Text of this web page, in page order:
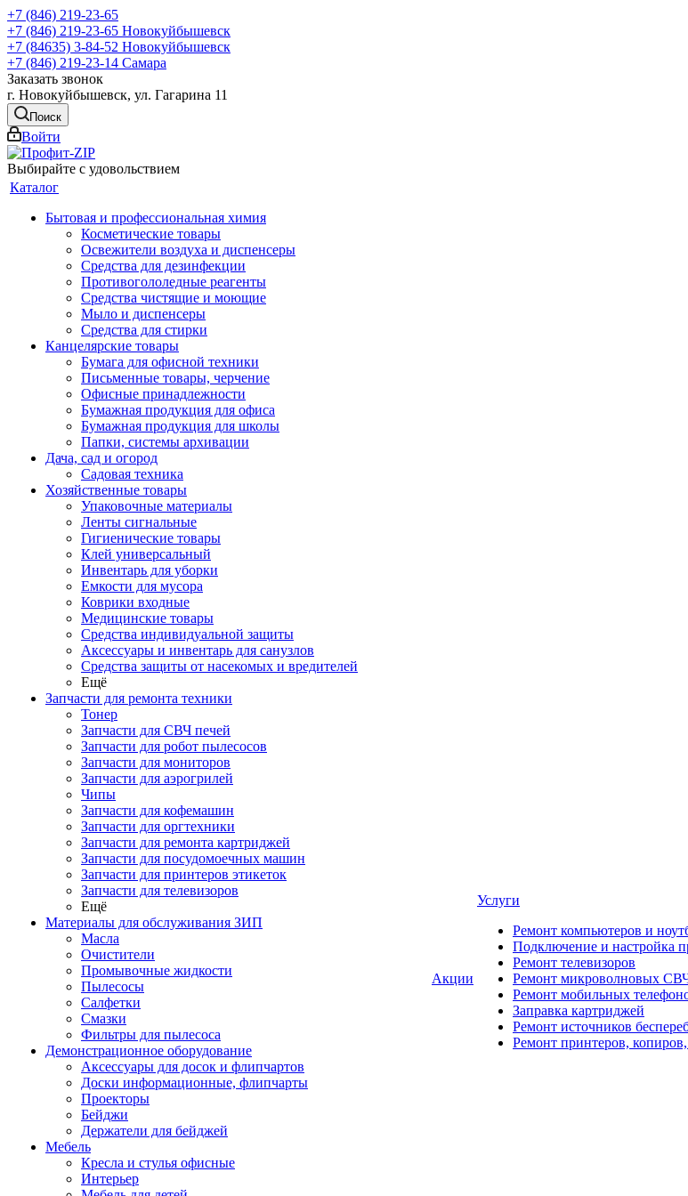
+7 (846) 219-23-65
+7 (846) 219-23-65 Новокуйбышевск
+7 (84635) 3-84-52 Новокуйбышевск
+7 (846) 219-23-14 Самара
Заказать звонок
г. Новокуйбышевск, ул. Гагарина 11
Поиск
Войти
Выбирайте с удовольствием
Каталог
Бытовая и профессиональная химия
Косметические товары
Освежители воздуха и диспенсеры
Средства для дезинфекции
Противогололедные реагенты
Средства чистящие и моющие
Мыло и диспенсеры
Средства для стирки
Канцелярские товары
Бумага для офисной техники
Письменные товары, черчение
Офисные принадлежности
Бумажная продукция для офиса
Бумажная продукция для школы
Папки, системы архивации
Дача, сад и огород
Садовая техника
Хозяйственные товары
Упаковочные материалы
Ленты сигнальные
Гигиенические товары
Клей универсальный
Инвентарь для уборки
Емкости для мусора
Коврики входные
Медицинские товары
Средства индивидуальной защиты
Аксессуары и инвентарь для санузлов
Средства защиты от насекомых и вредителей
Ещё
Запчасти для ремонта техники
Тонер
Запчасти для СВЧ печей
Запчасти для робот пылесосов
Запчасти для мониторов
Запчасти для аэрогрилей
Чипы
Запчасти для кофемашин
Запчасти для оргтехники
Запчасти для ремонта картриджей
Запчасти для посудомоечных машин
Запчасти для принтеров этикеток
Запчасти для телевизоров
Ещё
Материалы для обслуживания ЗИП
Масла
Очистители
Промывочные жидкости
Пылесосы
Салфетки
Смазки
Фильтры для пылесоса
Демонстрационное оборудование
Аксессуары для досок и флипчартов
Доски информационные, флипчарты
Проекторы
Бейджи
Держатели для бейджей
Мебель
Кресла и стулья офисные
Интерьер
Акции
Услуги
Ремонт компьютеров и
Подключение и настройка
Ремонт телевизоров
Ремонт микроволновых
Ремонт мобильных
Заправка картриджей
Ремонт источников
Ремонт принтеров,